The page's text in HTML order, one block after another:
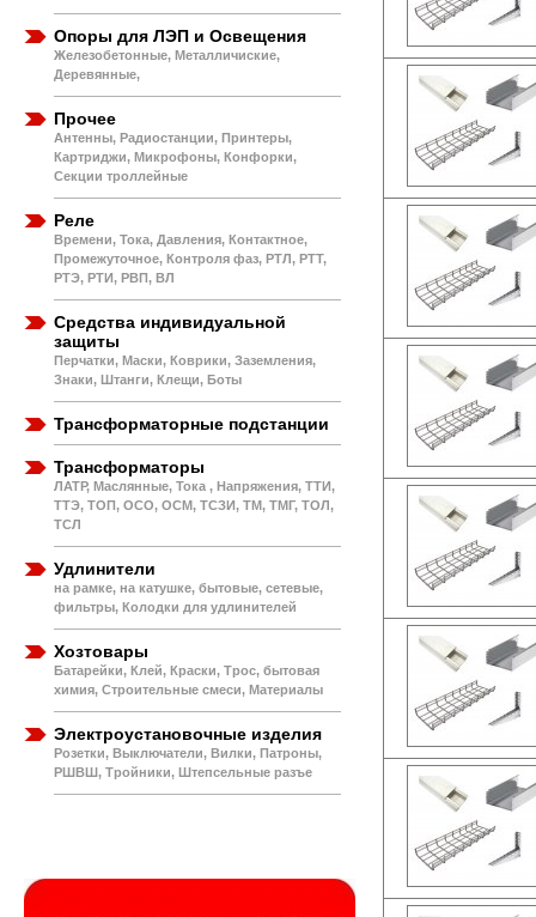
Опоры для ЛЭП и Освещения
Железобетонные, Металличиские,
Деревянные,
Прочее
Антенны, Радиостанции, Принтеры,
Картриджи, Микрофоны, Конфорки,
Секции троллейные
Реле
Времени, Тока, Давления, Контактное,
Промежуточное, Контроля фаз, РТЛ, РТТ,
РТЭ, РТИ, РВП, ВЛ
Средства индивидуальной
защиты
Перчатки, Маски, Коврики, Заземления,
Знаки, Штанги, Клещи, Боты
Трансформаторные подстанции
Трансформаторы
ЛАТР, Маслянные, Тока , Напряжения, ТТИ,
ТТЭ, ТОП, ОСО, ОСМ, ТСЗИ, ТМ, ТМГ, ТОЛ,
ТСЛ
Удлинители
на рамке, на катушке, бытовые, сетевые,
фильтры, Колодки для удлинителей
Хозтовары
Батарейки, Клей, Краски, Трос, бытовая
химия, Строительные смеси, Материалы
Электроустановочные изделия
Розетки, Выключатели, Вилки, Патроны,
РШВШ, Тройники, Штепсельные разъе